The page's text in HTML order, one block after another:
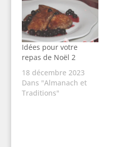
Idées pour votre
repas de Noël 2
18 décembre 2023
Dans "Almanach et
Traditions"